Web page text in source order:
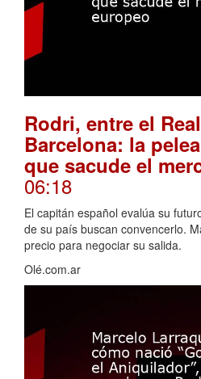
Rodri, entre el
Barcelona: la
que sacude el
06:18
El capitán español evalúa su
de su país buscan convencerlo.
precio para negociar su salida.
Olé.com.ar